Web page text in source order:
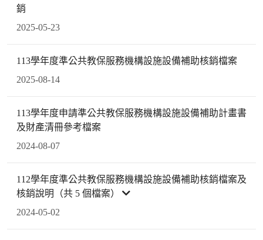
銷
2025-05-23
113學年度準公共教保服務機構設施設備補助核銷檔案
2025-08-14
113學年度申請準公共教保服務機構設施設備補助計畫書
及財產清冊參考檔案
2024-08-07
112學年度準公共教保服務機構設施設備補助核銷檔案及
核銷說明（共 5 個檔案）
2024-05-02